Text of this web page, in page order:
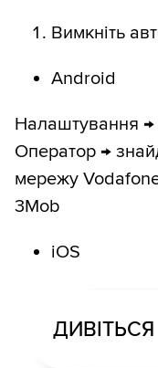
Вимкніть
Android
Налаштування
Оператор →
мережу
3Mob
iOS